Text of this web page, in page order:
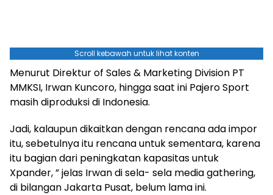
Scroll kebawah untuk lihat konten
Menurut Direktur of Sales & Marketing Division PT
MMKSI, Irwan Kuncoro, hingga saat ini Pajero Sport
masih diproduksi di Indonesia.
Jadi, kalaupun dikaitkan dengan rencana ada impor
itu, sebetulnya itu rencana untuk sementara, karena
itu bagian dari peningkatan kapasitas untuk
Xpander, ” jelas Irwan di sela- sela media gathering,
di bilangan Jakarta Pusat, belum lama ini.